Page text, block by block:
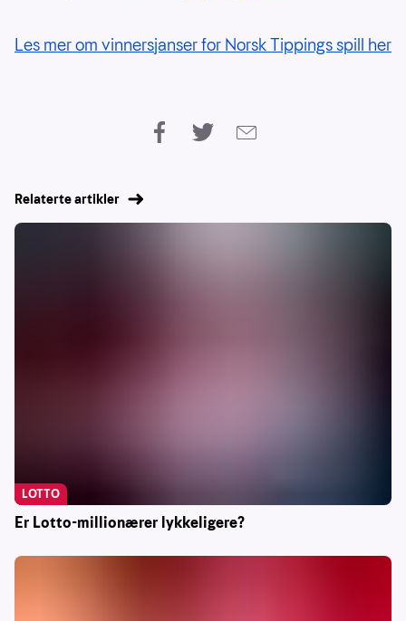
Les mer om vinnersjanser for Norsk Tippings spill her
Relaterte artikler
Er Lotto-millionærer lykkeligere?
LOTTO